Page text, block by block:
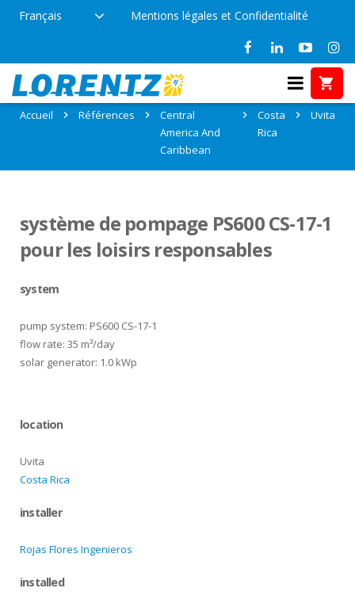
Français Mentions légales et Confidentialité
Références: Uvita, Costa Rica
Accueil Références
Central
America And
Caribbean
Costa
Rica
Uvita
système de pompage PS600 CS-17-1
pour les loisirs responsables
system
pump system: PS600 CS-17-1
flow rate: 35 m³/day
solar generator: 1.0 kWp
location
Uvita
Costa Rica
installer
Rojas Flores Ingenieros
installed